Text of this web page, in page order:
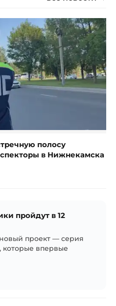
полосу
в Нижнекамска
пройдут в 12
новый проект — серия
которые впервые